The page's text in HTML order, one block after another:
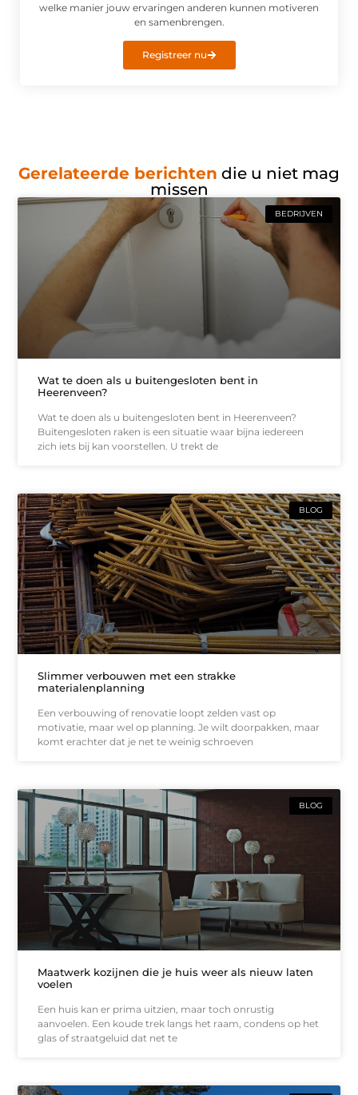
welke manier jouw ervaringen anderen kunnen motiveren
en samenbrengen.
Registreer nu
Gerelateerde berichten die u niet mag
missen
BEDRIJVEN
Wat te doen als u buitengesloten bent in
Heerenveen?
Wat te doen als u buitengesloten bent in Heerenveen?
Buitengesloten raken is een situatie waar bijna iedereen
zich iets bij kan voorstellen. U trekt de
BLOG
Slimmer verbouwen met een strakke
materialenplanning
Een verbouwing of renovatie loopt zelden vast op
motivatie, maar wel op planning. Je wilt doorpakken, maar
komt erachter dat je net te weinig schroeven
BLOG
Maatwerk kozijnen die je huis weer als nieuw laten
voelen
Een huis kan er prima uitzien, maar toch onrustig
aanvoelen. Een koude trek langs het raam, condens op het
glas of straatgeluid dat net te